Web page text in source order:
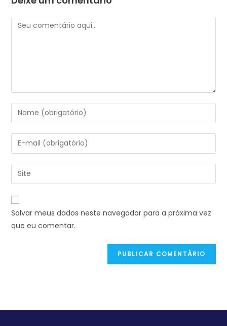
Salvar meus dados neste navegador para a próxima vez
que eu comentar.